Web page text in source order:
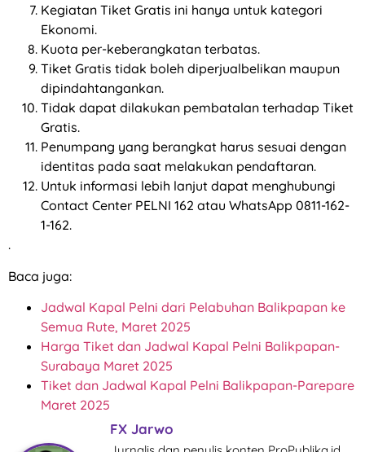
Kegiatan Tiket Gratis ini hanya untuk kategori
Ekonomi.
Kuota per-keberangkatan terbatas.
Tiket Gratis tidak boleh diperjualbelikan maupun
dipindahtangankan.
Tidak dapat dilakukan pembatalan terhadap Tiket
Gratis.
Penumpang yang berangkat harus sesuai dengan
identitas pada saat melakukan pendaftaran.
Untuk informasi lebih lanjut dapat menghubungi
Contact Center PELNI 162 atau WhatsApp 0811-162-
1-162.
.
Baca juga:
Jadwal Kapal Pelni dari Pelabuhan Balikpapan ke
Semua Rute, Maret 2025
Harga Tiket dan Jadwal Kapal Pelni Balikpapan-
Surabaya Maret 2025
Tiket dan Jadwal Kapal Pelni Balikpapan-Parepare
Maret 2025
FX Jarwo